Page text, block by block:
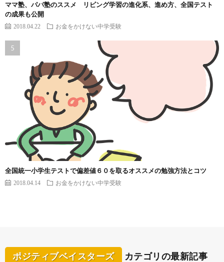
ママ塾、パパ塾のススメ リビング学習の進化系、進め方、全国テスト
の成果も公開
2018.04.22 お金をかけない中学受験
全国統一小学生テストで偏差値６０を取るオススメの勉強方法とコツ
2018.04.14 お金をかけない中学受験
ポジティブベイスターズ カテゴリの最新記事